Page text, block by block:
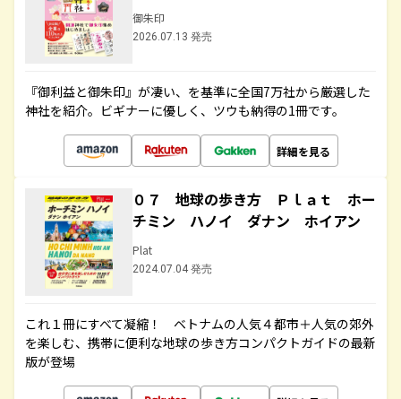
御朱印
2026.07.13 発売
『御利益と御朱印』が凄い、を基準に全国7万社から厳選した
神社を紹介。ビギナーに優しく、ツウも納得の1冊です。
詳細を見る
０７ 地球の歩き方 Ｐｌａｔ ホー
チミン ハノイ ダナン ホイアン
Plat
2024.07.04 発売
これ１冊にすべて凝縮！ ベトナムの人気４都市＋人気の郊外
を楽しむ、携帯に便利な地球の歩き方コンパクトガイドの最新
版が登場